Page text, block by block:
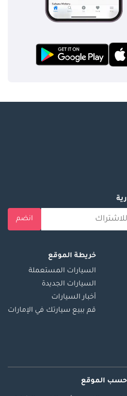
انضم
خريطة الموقع
السيارات المستعملة
السيارات الجديدة
أخبار السيارات
قم ببيع سيارتك في الإمارات
حسب الموقع